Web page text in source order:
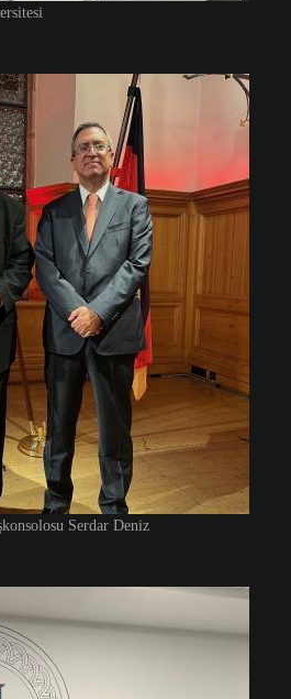
Serdar Deniz